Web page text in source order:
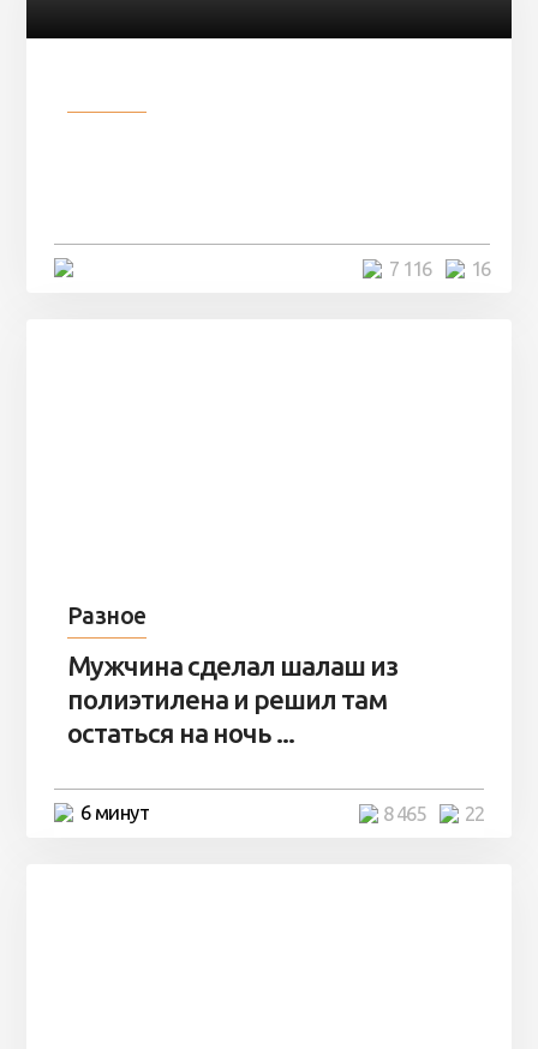
16
7 116
Разное
Мужчина сделал шалаш из
полиэтилена и решил там
остаться на ночь ...
6 минут 22
8 465